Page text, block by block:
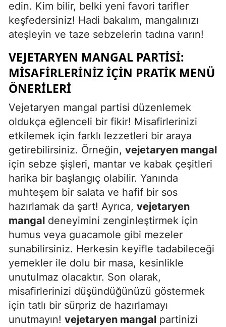
edin. Kim bilir, belki yeni favori tarifler
keşfedersiniz! Hadi bakalım, mangalınızı
ateşleyin ve taze sebzelerin tadına varın!
VEJETARYEN MANGAL PARTISI:
MISAFIRLERINIZ İÇIN PRATIK MENÜ
ÖNERILERI
Vejetaryen mangal partisi düzenlemek
oldukça eğlenceli bir fikir! Misafirlerinizi
etkilemek için farklı lezzetleri bir araya
getirebilirsiniz. Örneğin, vejetaryen mangal
için sebze şişleri, mantar ve kabak çeşitleri
harika bir başlangıç olabilir. Yanında
muhteşem bir salata ve hafif bir sos
hazırlamak da şart! Ayrıca, vejetaryen
mangal deneyimini zenginleştirmek için
humus veya guacamole gibi mezeler
sunabilirsiniz. Herkesin keyifle tadabileceği
yemekler ile dolu bir masa, kesinlikle
unutulmaz olacaktır. Son olarak,
misafirlerinizi düşündüğünüzü göstermek
için tatlı bir sürpriz de hazırlamayı
unutmayın! vejetaryen mangal partinizi